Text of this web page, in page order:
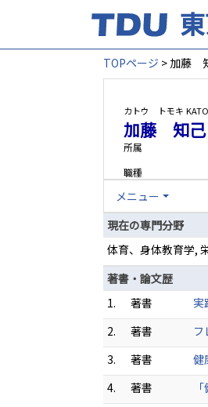
TOPページ > 加藤
カトウ トモキ
加藤 知己
所属
職種
メニュー
現在の専門分野
体育、身体教育学,
著書・論文歴
1.
著書
実
2.
著書
3.
著書
健
4.
著書